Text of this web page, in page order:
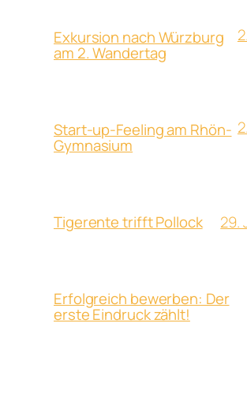
Exkursion nach Würzburg
am 2. Wandertag
Start-up-Feeling am Rhön-
Gymnasium
Tigerente trifft Pollock 29.
Erfolgreich bewerben: Der
erste Eindruck zählt!